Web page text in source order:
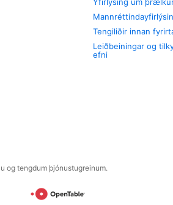
Tengiliðir innan
Leiðbeiningar og
efni
og tengdum þjónustugreinum.